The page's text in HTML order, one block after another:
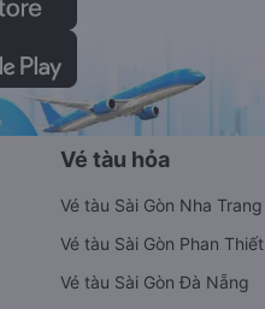
Vé tàu hỏa
Vé tàu Sài Gòn Nha Trang
Vé tàu Sài Gòn Phan Thiết
Vé tàu Sài Gòn Đà Nẵng